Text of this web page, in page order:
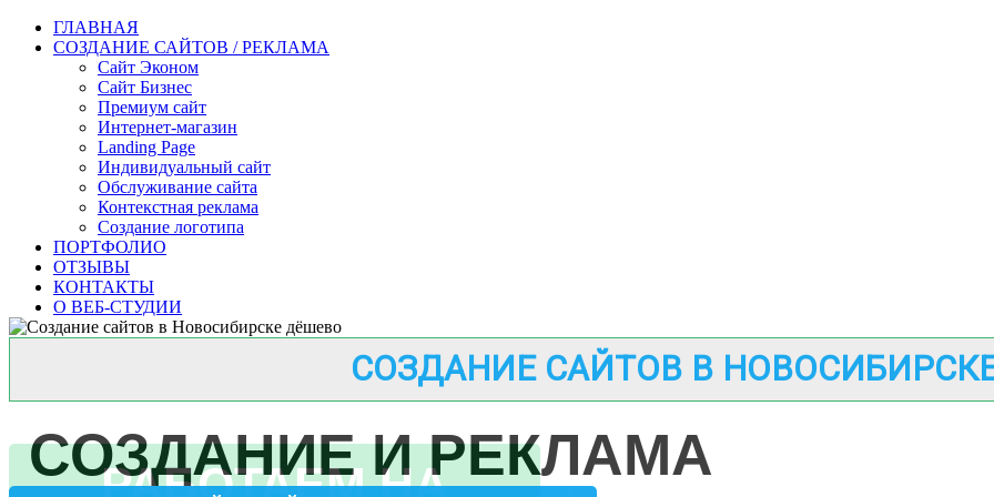
ГЛАВНАЯ
СОЗДАНИЕ САЙТОВ / РЕКЛАМА
Сайт Эконом
Сайт Бизнес
Премиум сайт
Интернет-магазин
Landing Page
Индивидуальный сайт
Обслуживание сайта
Контекстная реклама
Создание логотипа
ПОРТФОЛИО
ОТЗЫВЫ
КОНТАКТЫ
О ВЕБ-СТУДИИ
СОЗДАНИЕ САЙТОВ В
СОЗДАНИЕ И РЕКЛАМА
РАБОТАЕМ НА